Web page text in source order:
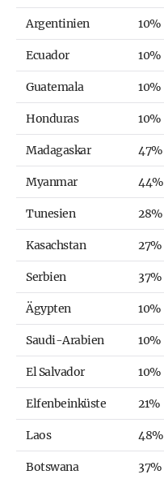
Argentinien 10%
Ecuador 10%
Guatemala 10%
Honduras 10%
Madagaskar 47%
Myanmar 44%
Tunesien 28%
Kasachstan 27%
Serbien 37%
Ägypten 10%
Saudi-Arabien 10%
El Salvador 10%
Elfenbeinküste 21%
Laos 48%
Botswana 37%